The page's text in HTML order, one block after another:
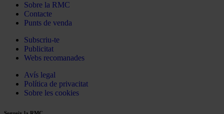
Sobre la RMC
Contacte
Punts de venda
Subscriu-te
Publicitat
Webs recomanades
Avís legal
Política de privacitat
Sobre les cookies